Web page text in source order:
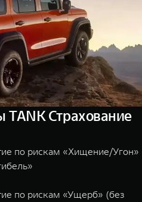
Страхование
по рискам «Хищение/Угон»
по рискам «Ущерб» (без